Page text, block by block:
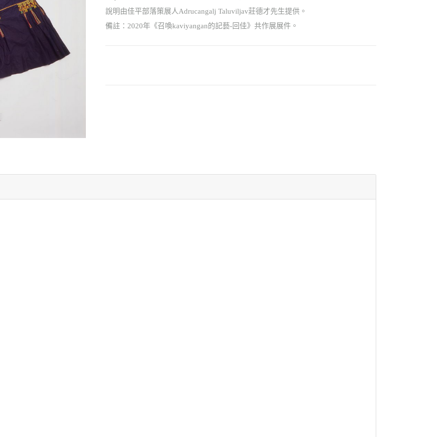
說明由佳平部落策展人Adrucangalj Taluviljav莊德才先生提供。
備註：2020年《召喚kaviyangan的記藝-回佳》共作展展件。